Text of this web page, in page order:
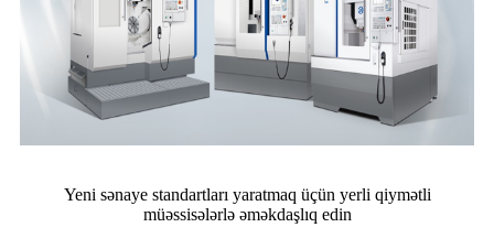
Yeni sənaye standartları yaratmaq üçün yerli qiymətli
müəssisələrlə əməkdaşlıq edin